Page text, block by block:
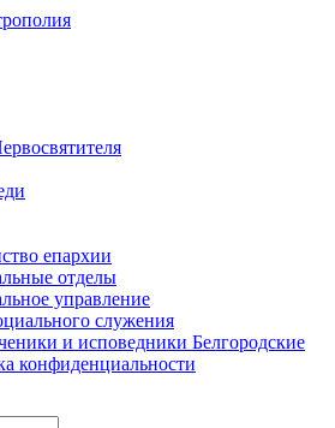
епархии
отделы
управление
служения
и исповедники Белгородские
конфиденциальности